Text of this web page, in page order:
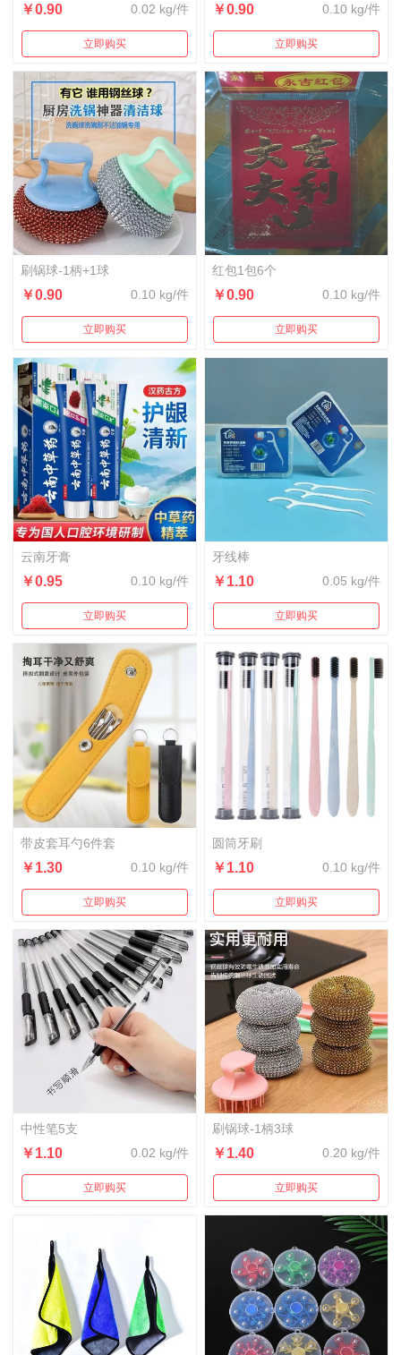
￥0.90 0.02 kg/件
立即购买
￥0.90 0.10 kg/件
立即购买
刷锅球-1柄+1球
￥0.90 0.10 kg/件
立即购买
红包1包6个
￥0.90 0.10 kg/件
立即购买
云南牙膏
￥0.95 0.10 kg/件
立即购买
牙线棒
￥1.10 0.05 kg/件
立即购买
带皮套耳勺6件套
￥1.30 0.10 kg/件
立即购买
圆筒牙刷
￥1.10 0.10 kg/件
立即购买
中性笔5支
￥1.10 0.02 kg/件
立即购买
刷锅球-1柄3球
￥1.40 0.20 kg/件
立即购买